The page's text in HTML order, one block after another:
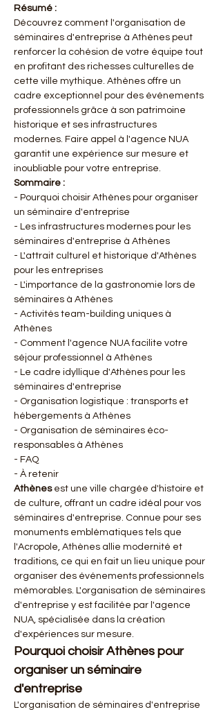
Résumé :
Découvrez comment l'organisation de
séminaires d'entreprise à Athènes peut
renforcer la cohésion de votre équipe tout
en profitant des richesses culturelles de
cette ville mythique. Athènes offre un
cadre exceptionnel pour des événements
professionnels grâce à son patrimoine
historique et ses infrastructures
modernes. Faire appel à l'agence NUA
garantit une expérience sur mesure et
inoubliable pour votre entreprise.
Sommaire :
- Pourquoi choisir Athènes pour organiser
un séminaire d'entreprise
- Les infrastructures modernes pour les
séminaires d'entreprise à Athènes
- L'attrait culturel et historique d'Athènes
pour les entreprises
- L'importance de la gastronomie lors de
séminaires à Athènes
- Activités team-building uniques à
Athènes
- Comment l'agence NUA facilite votre
séjour professionnel à Athènes
- Le cadre idyllique d'Athènes pour les
séminaires d'entreprise
- Organisation logistique : transports et
hébergements à Athènes
- Organisation de séminaires éco-
responsables à Athènes
- FAQ
- À retenir
Athènes est une ville chargée d'histoire et
de culture, offrant un cadre idéal pour vos
séminaires d'entreprise. Connue pour ses
monuments emblématiques tels que
l'Acropole, Athènes allie modernité et
traditions, ce qui en fait un lieu unique pour
organiser des événements professionnels
mémorables. L'organisation de séminaires
d'entreprise y est facilitée par l'agence
NUA, spécialisée dans la création
d'expériences sur mesure.
Pourquoi choisir Athènes pour
organiser un séminaire
d'entreprise
L'organisation de séminaires d'entreprise